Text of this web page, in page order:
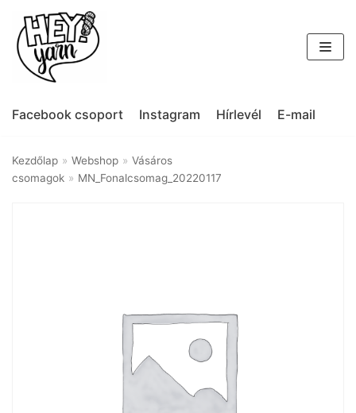
Skip
to
content
Facebook csoport Instagram Hírlevél E-mail
Kezdőlap » Webshop » Vásáros
csomagok » MN_Fonalcsomag_20220117